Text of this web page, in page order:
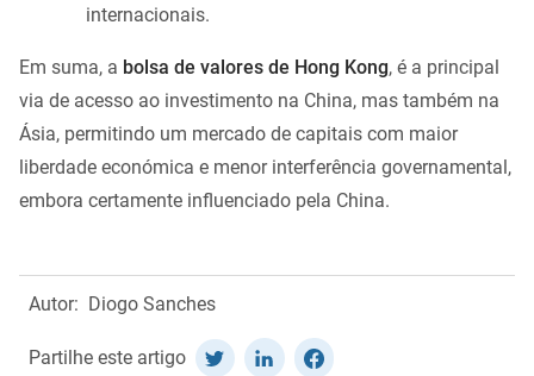
internacionais.
Em suma, a bolsa de valores de Hong Kong, é a principal
via de acesso ao investimento na China, mas também na
Ásia, permitindo um mercado de capitais com maior
liberdade económica e menor interferência governamental,
embora certamente influenciado pela China.
Autor: Diogo Sanches
Partilhe este artigo